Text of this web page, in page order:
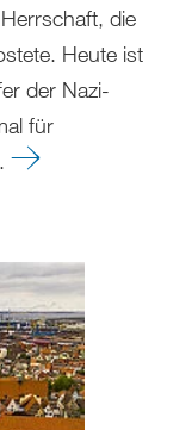
die
Heute ist
der Nazi-
für